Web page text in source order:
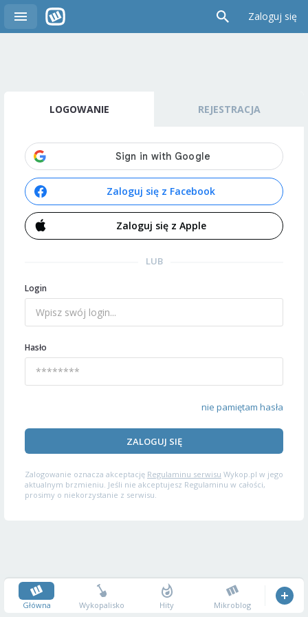
Zaloguj się
LOGOWANIE REJESTRACJA
Zaloguj się z Facebook
Zaloguj się z Apple
LUB
Login
Hasło
nie pamiętam hasła
ZALOGUJ SIĘ
Zalogowanie oznacza akceptację Regulaminu serwisu Wykop.pl w jego
aktualnym brzmieniu. Jeśli nie akceptujesz Regulaminu w całości,
prosimy o niekorzystanie z serwisu.
Główna Wykopalisko Hity Mikroblog